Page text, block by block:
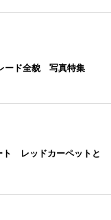
ード全貌 写真特集
ト レッドカーペットと